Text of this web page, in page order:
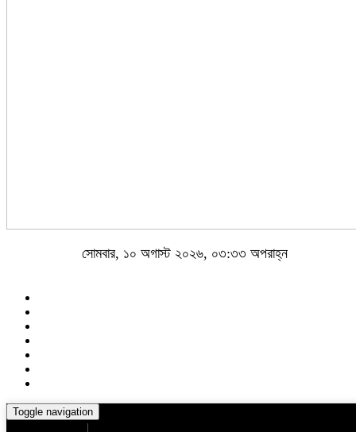
সোমবার, ১০ অগাস্ট ২০২৬, ০৩:৩৩ অপরাহ্ন
Toggle navigation